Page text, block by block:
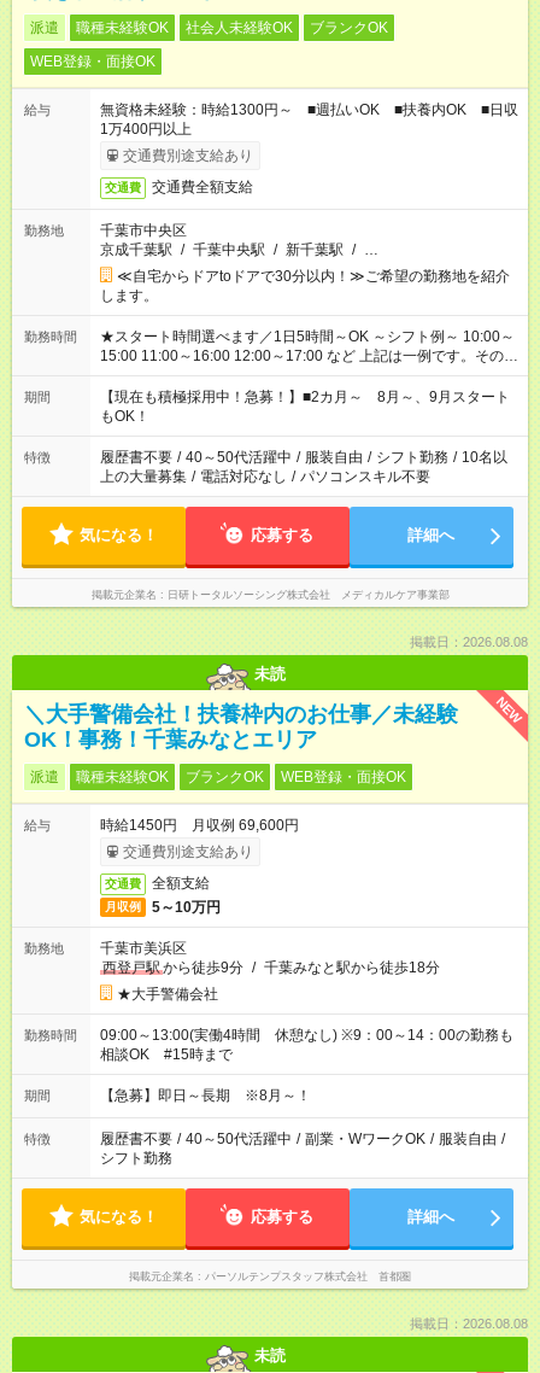
派遣 職種未経験OK 社会人未経験OK
ブランクOK
WEB登録・面接OK
給与
無資格未経験：時給1300円～ ■週払いOK ■扶養内OK ■日収
1万400円以上
交通費別途支給あり
交通費 交通費全額支給
勤務地
千葉市中央区
京成千葉駅 / 千葉中央駅 / 新千葉駅 / …
≪自宅からドアtoドアで30分以内！≫ご希望の勤務地を紹介
します。
勤務時間
★スタート時間選べます／1日5時間～OK ～シフト例～ 10:00～
15:00 11:00～16:00 12:00～17:00 など 上記は一例です。その他
シフトもご相談ください。 ※Wワークの場合当社と合わせて法
定労働時間が週40時間を超えなければOKです。
期間
【現在も積極採用中！急募！】■2カ月～ 8月～、9月スタート
もOK！
特徴 履歴書不要 / 40～50代活躍中 / 服装自由 / シフト勤務 / 10名以
上の大量募集 / 電話対応なし / パソコンスキル不要
気になる！ 応募する 詳細へ
掲載元企業名 日研トータルソーシング株式会社 メディカルケア事業部
掲載日：2026.08.08
未読
NEW
＼大手警備会社！扶養枠内のお仕事／未経験
OK！事務！千葉みなとエリア
派遣 職種未経験OK ブランクOK WEB登録・面接OK
給与
時給1450円 月収例 69,600円
交通費別途支給あり
交通費 全額支給
月収例 5～10万円
勤務地
千葉市美浜区
西登戸駅から徒歩9分 / 千葉みなと駅から徒歩18分
★大手警備会社
勤務時間
09:00～13:00(実働4時間 休憩なし) ※9：00～14：00の勤務も
相談OK #15時まで
期間 【急募】即日～長期 ※8月～！
特徴 履歴書不要 / 40～50代活躍中 / 副業・WワークOK / 服装自由 /
シフト勤務
気になる！ 応募する 詳細へ
掲載元企業名 パーソルテンプスタッフ株式会社 首都圏
掲載日：2026.08.08
未読